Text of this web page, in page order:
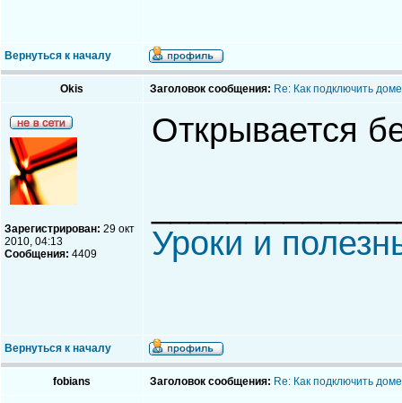
Вернуться к началу
Okis Заголовок сообщения: Re: Как подключить
Зарегистрирован: 29 окт
2010, 04:13
Сообщения: 4409
Открывается
Уроки и
Вернуться к началу
fobians Заголовок сообщения: Re: Как подключить